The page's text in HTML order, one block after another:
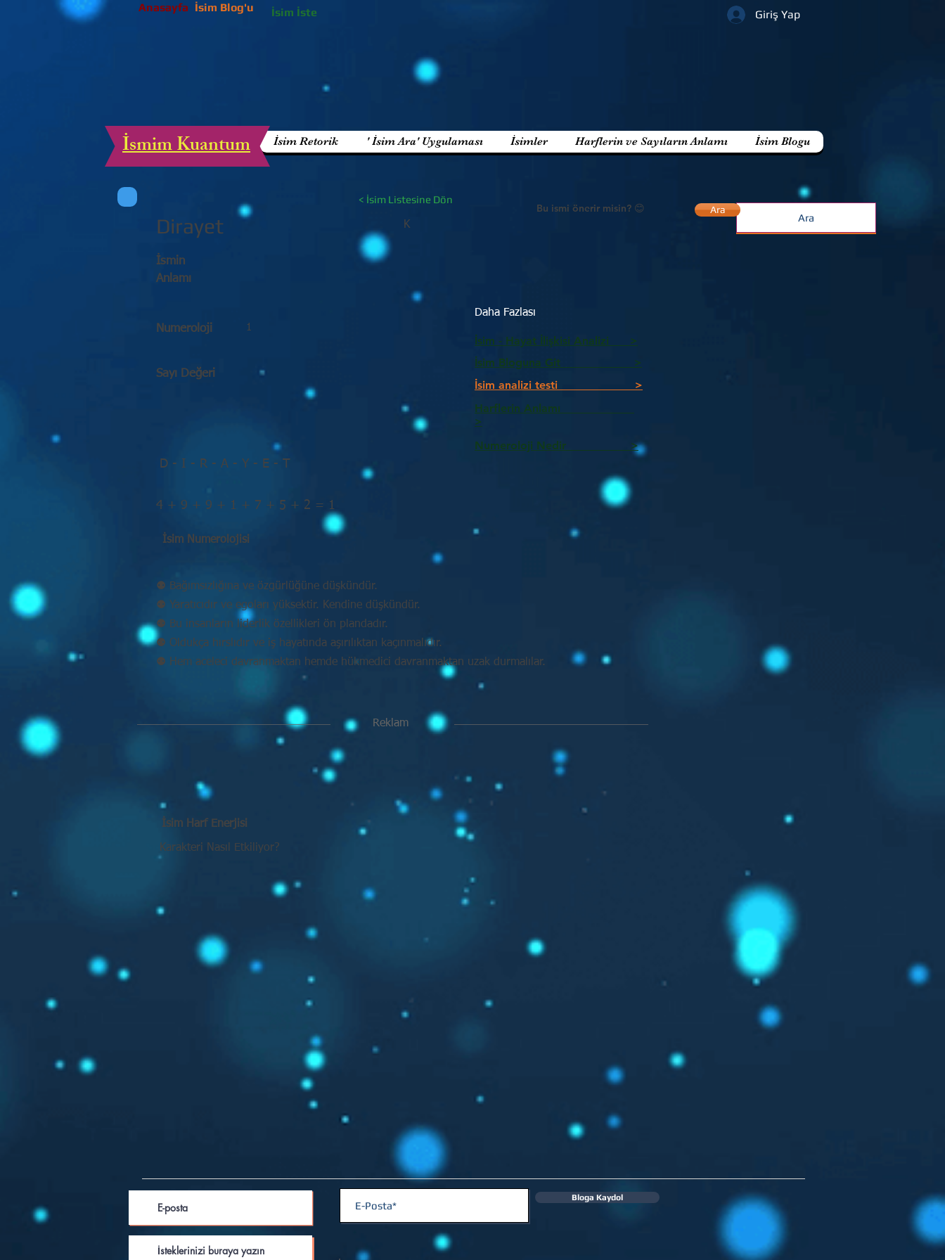
Anasayfa
Giriş Yap
İsim Blog'u İsim İste
İsim Retorik ' İsim Ara' Uygulaması İsimler Harflerin ve Sayıların Anlamı İsim Blogu
İsmim Kuantum
< İsim Listesine Dön
Dirayet K
Bu ismi önerir misin? 😊
İsmin
Anlamı
Numeroloji 1
Sayı Değeri
D - I - R - A - Y - E - T
Daha Fazlası
İsim - Hayat İlişkisi Analizi >
İsim Bloguna Git >
İsim analizi testi >
Harflerin Anlamı
>
Numeroloji Nedir_________ >
4 + 9 + 9 + 1 + 7 + 5 + 2 = 1
İsim Numerolojisi
⚉ Bağımsızlığına ve özgürlüğüne düşkündür.
⚉ Yaratıcıdır ve egoları yüksektir. Kendine düşkündür.
⚉ Bu insanların liderlik özellikleri ön plandadır.
⚉ Oldukça hırslıdır ve iş hayatında aşırılıktan kaçınmalıdır.
⚉ Hem aceleci davranmaktan hemde hükmedici davranmaktan uzak durmalılar.
Reklam
İsim Harf Enerjisi
Karakteri Nasıl Etkiliyor?
Ara
Bloga Kaydol